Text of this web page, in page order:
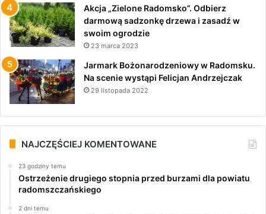
Akcja „Zielone Radomsko”. Odbierz
darmową sadzonkę drzewa i zasadź w
swoim ogrodzie
23 marca 2023
Jarmark Bożonarodzeniowy w Radomsku.
Na scenie wystąpi Felicjan Andrzejczak
29 listopada 2022
NAJCZĘŚCIEJ KOMENTOWANE
23 godziny temu
Ostrzeżenie drugiego stopnia przed burzami dla powiatu
radomszczańskiego
2 dni temu